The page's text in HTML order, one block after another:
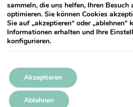
(+34) 637
sammeln, die uns helfen, Ihren
optimieren. Sie können Cookies
Sie auf „akzeptieren“ oder
Informationen erhalten und Ihre
konfigurieren.
Akzeptieren
Ablehnen